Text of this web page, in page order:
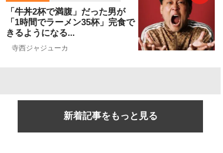
「牛丼2杯で満腹」だった男が
「1時間でラーメン35杯」完食で
きるようになる...
寺西ジャジューカ
新着記事をもっと見る